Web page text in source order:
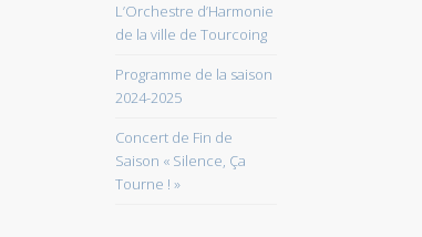
L’Orchestre d’Harmonie
de la ville de Tourcoing
Programme de la saison
2024-2025
Concert de Fin de
Saison « Silence, Ça
Tourne ! »